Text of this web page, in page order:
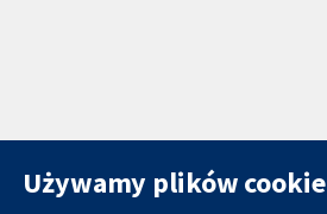
Używamy plików cookie